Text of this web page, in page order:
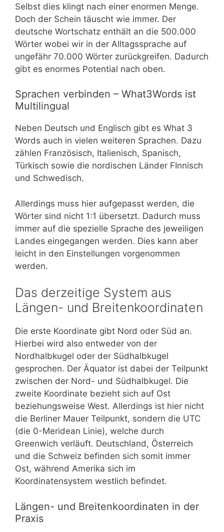
Selbst dies klingt nach einer enormen Menge.
Doch der Schein täuscht wie immer. Der
deutsche Wortschatz enthält an die 500.000
Wörter wobei wir in der Alltagssprache auf
ungefähr 70.000 Wörter zurückgreifen. Dadurch
gibt es enormes Potential nach oben.
Sprachen verbinden – What3Words ist
Multilingual
Neben Deutsch und Englisch gibt es What 3
Words auch in vielen weiteren Sprachen. Dazu
zählen Französisch, Italienisch, Spanisch,
Türkisch sowie die nordischen Länder FInnisch
und Schwedisch.
Allerdings muss hier aufgepasst werden, die
Wörter sind nicht 1:1 übersetzt. Dadurch muss
immer auf die spezielle Sprache des jeweiligen
Landes eingegangen werden. Dies kann aber
leicht in den Einstellungen vorgenommen
werden.
Das derzeitige System aus
Längen- und Breitenkoordinaten
Die erste Koordinate gibt Nord oder Süd an.
Hierbei wird also entweder von der
Nordhalbkugel oder der Südhalbkugel
gesprochen. Der Äquator ist dabei der Teilpunkt
zwischen der Nord- und Südhalbkugel. Die
zweite Koordinate bezieht sich auf Ost
beziehungsweise West. Allerdings ist hier nicht
die Berliner Mauer Teilpunkt, sondern die UTC
(die 0-Meridean Linie), welche durch
Greenwich verläuft. Deutschland, Österreich
und die Schweiz befinden sich somit immer
Ost, während Amerika sich im
Koordinatensystem westlich befindet.
Längen- und Breitenkoordinaten in der
Praxis